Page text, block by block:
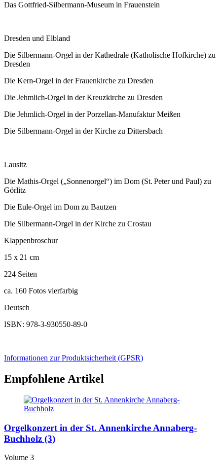
Das Gottfried-Silbermann-Museum in Frauenstein
Dresden und Elbland
Die Silbermann-Orgel in der Kathedrale (Katholische Hofkirche) zu
Dresden
Die Kern-Orgel in der Frauenkirche zu Dresden
Die Jehmlich-Orgel in der Kreuzkirche zu Dresden
Die Jehmlich-Orgel in der Porzellan-Manufaktur Meißen
Die Silbermann-Orgel in der Kirche zu Dittersbach
Lausitz
Die Mathis-Orgel („Sonnenorgel“) im Dom (St. Peter und Paul) zu
Görlitz
Die Eule-Orgel im Dom zu Bautzen
Die Silbermann-Orgel in der Kirche zu Crostau
Klappenbroschur
15 x 21 cm
224 Seiten
ca. 160 Fotos vierfarbig
Deutsch
ISBN: 978-3-930550-89-0
Informationen zur Produktsicherheit (GPSR)
Empfohlene Artikel
Orgelkonzert in der St. Annenkirche Annaberg-
Buchholz (3)
Volume 3